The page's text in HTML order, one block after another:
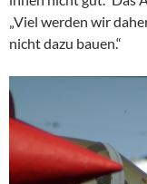
„Viel werden wir
nicht dazu bauen.“